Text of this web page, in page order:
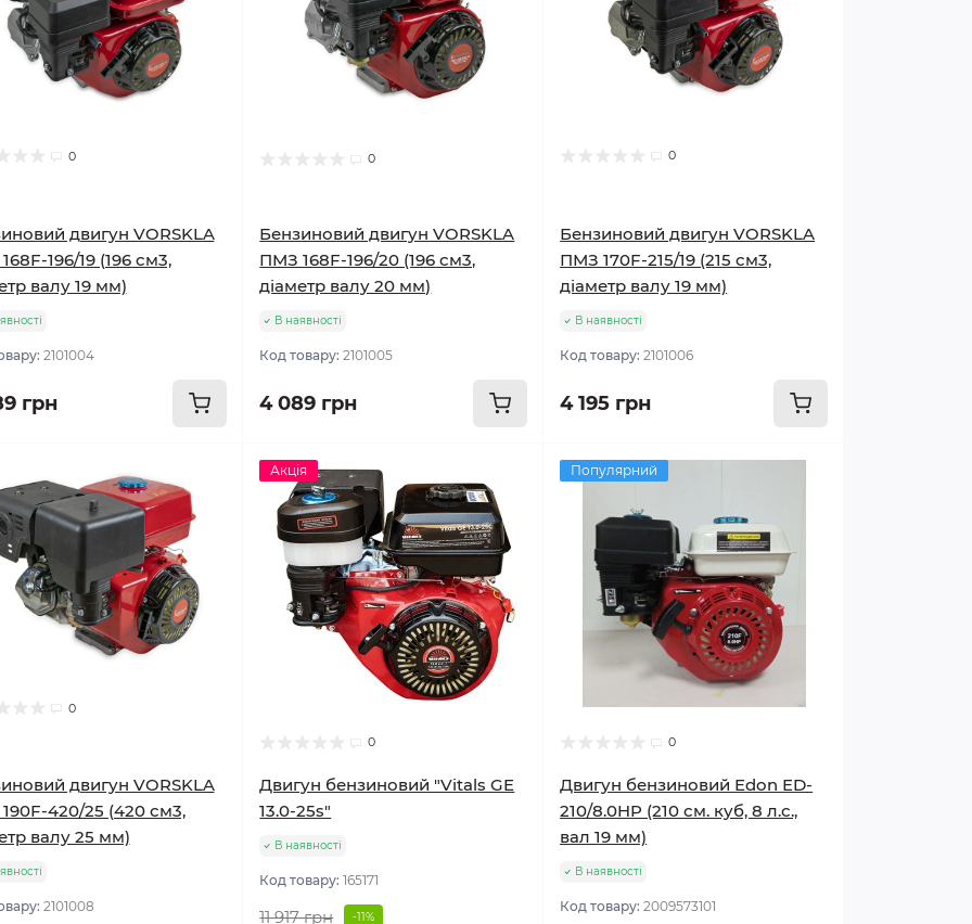
0
двигун VORSKLA
196/19 (196 см3,
валу 19 мм)
2101004
грн
0
Бензиновий двигун VORSKLA
ПМЗ 168F-196/20 (196 см3,
діаметр валу 20 мм)
В наявності
Код товару:2101005
4 089 грн
0
Бензиновий двигун VORSKLA
ПМЗ 170F-215/19 (215 см3,
діаметр валу 19 мм)
В наявності
Код товару:2101006
4 195 грн
0
двигун VORSKLA
420/25 (420 см3,
валу 25 мм)
2101008
Акція
0
Двигун бензиновий "Vitals GE
13.0-25s"
В наявності
Код товару:165171
11 917 грн -11%
Популярний
0
Двигун бензиновий Edon ED-
210/8.0HP (210 см. куб, 8 л.с.,
вал 19 мм)
В наявності
Код товару:2009573101